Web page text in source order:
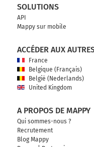
SOLUTIONS
API
Mappy sur mobile
ACCÉDER AUX
France
Belgique (Français)
België (Nederlands)
United Kingdom
A PROPOS DE MAPPY
Qui sommes-nous ?
Recrutement
Blog Mappy